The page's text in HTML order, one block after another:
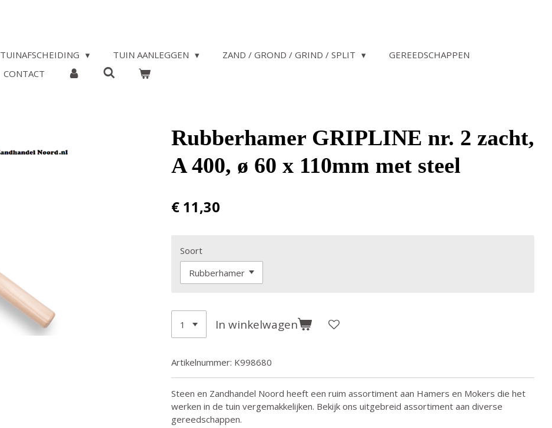
TUINAFSCHEIDING TUIN AANLEGGEN ZAND / GROND / GRIND / SPLIT
GEREEDSCHAPPEN
CONTACT
Rubberhamer GRIPLINE nr. 2 zacht,
A 400, ø 60 x 110mm met steel
€ 11,30
Soort
In winkelwagen
Artikelnummer: K998680
Steen en Zandhandel Noord heeft een ruim assortiment aan Hamers en Mokers die het
werken in de tuin vergemakkelijken. Bekijk ons uitgebreid assortiment aan diverse
gereedschappen.